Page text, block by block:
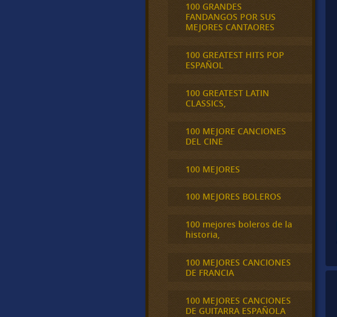
100 GRANDES
FANDANGOS POR SUS
MEJORES CANTAORES
100 GREATEST HITS POP
ESPAÑOL
100 GREATEST LATIN
CLASSICS,
100 MEJORE CANCIONES
DEL CINE
100 MEJORES
100 MEJORES BOLEROS
100 mejores boleros de la
historia,
100 MEJORES CANCIONES
DE FRANCIA
100 MEJORES CANCIONES
DE GUITARRA ESPAÑOLA